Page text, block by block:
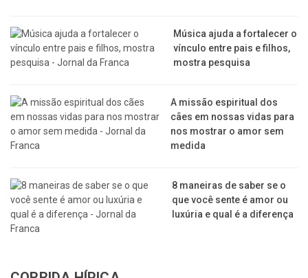
Música ajuda a fortalecer o
vínculo entre pais e filhos,
mostra pesquisa
A missão espiritual dos
cães em nossas vidas para
nos mostrar o amor sem
medida
8 maneiras de saber se o
que você sente é amor ou
luxúria e qual é a diferença